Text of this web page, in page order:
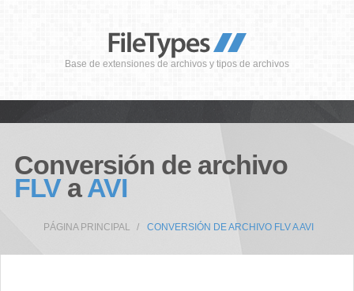
Base de extensiones de archivos y tipos de archivos
Conversión de archivo
FLVaAVI
PÁGINA PRINCIPAL CONVERSIÓN DE ARCHIVO FLV A AVI